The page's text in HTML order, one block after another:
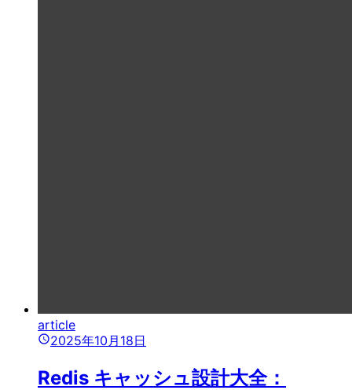
article
2025年10月18日
Redis キャッシュ設計大全：